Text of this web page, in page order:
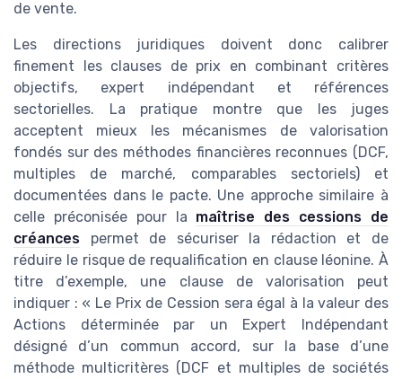
de vente.
Les directions juridiques doivent donc calibrer
finement les clauses de prix en combinant critères
objectifs, expert indépendant et références
sectorielles. La pratique montre que les juges
acceptent mieux les mécanismes de valorisation
fondés sur des méthodes financières reconnues (DCF,
multiples de marché, comparables sectoriels) et
documentées dans le pacte. Une approche similaire à
celle préconisée pour la maîtrise des cessions de
créances permet de sécuriser la rédaction et de
réduire le risque de requalification en clause léonine. À
titre d’exemple, une clause de valorisation peut
indiquer : « Le Prix de Cession sera égal à la valeur des
Actions déterminée par un Expert Indépendant
désigné d’un commun accord, sur la base d’une
méthode multicritères (DCF et multiples de sociétés